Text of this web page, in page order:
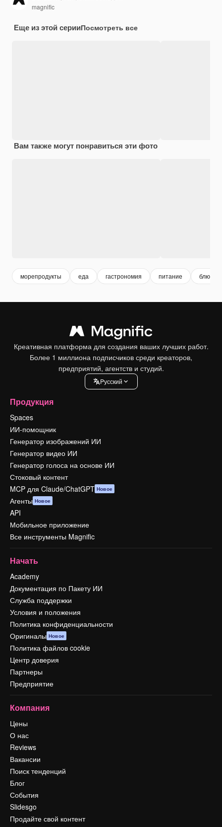
magnific
Еще из этой серииПосмотреть все
Вам также могут понравиться эти фото
морепродукты еда гастрономия питание блюдо
Креативная платформа для создания ваших лучших работ.
Более 1 миллиона подписчиков среди креаторов,
предприятий, агентств и студий.
Pусский
Продукция
Spaces
ИИ-помощник
Генератор изображений ИИ
Генератор видео ИИ
Генератор голоса на основе ИИ
Стоковый контент
MCP для Claude/ChatGPT Новое
Агенты Новое
API
Мобильное приложение
Все инструменты Magnific
Начать
Academy
Документация по Пакету ИИ
Служба поддержки
Условия и положения
Политика конфиденциальности
Оригиналы Новое
Политика файлов cookie
Центр доверия
Партнеры
Предприятие
Компания
Цены
О нас
Reviews
Вакансии
Поиск тенденций
Блог
События
Slidesgo
Продайте свой контент